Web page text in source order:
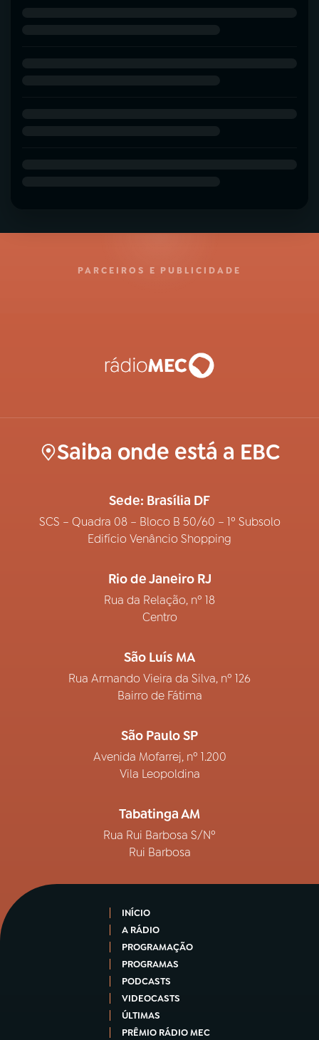
PARCEIROS E PUBLICIDADE
Saiba onde está a EBC
Sede: Brasília DF
SCS – Quadra 08 – Bloco B 50/60 – 1º Subsolo
Edifício Venâncio Shopping
Rio de Janeiro RJ
Rua da Relação, nº 18
Centro
São Luís MA
Rua Armando Vieira da Silva, nº 126
Bairro de Fátima
São Paulo SP
Avenida Mofarrej, nº 1.200
Vila Leopoldina
Tabatinga AM
Rua Rui Barbosa S/Nº
Rui Barbosa
INÍCIO
A RÁDIO
PROGRAMAÇÃO
PROGRAMAS
PODCASTS
VIDEOCASTS
ÚLTIMAS
PRÊMIO RÁDIO MEC